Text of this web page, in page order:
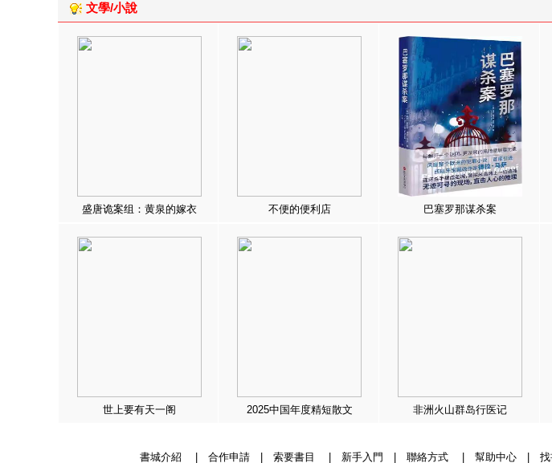
文學/小說
盛唐诡案组：黄泉的嫁衣 不便的便利店 巴塞罗那谋杀案
世上要有天一阁 2025中国年度精短散文 非洲火山群岛行医记
書城介紹 合作申請| 索要書目 新手入門 聯絡方式| 幫助中心| 找